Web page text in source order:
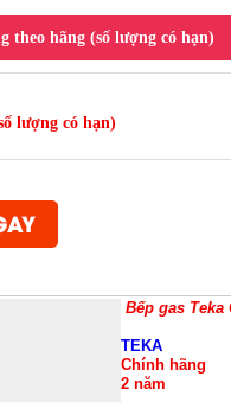
theo hãng (số lượng có hạn)
lượng có hạn)
Bếp gas Teka
TEKA
Chính hãng
2 năm